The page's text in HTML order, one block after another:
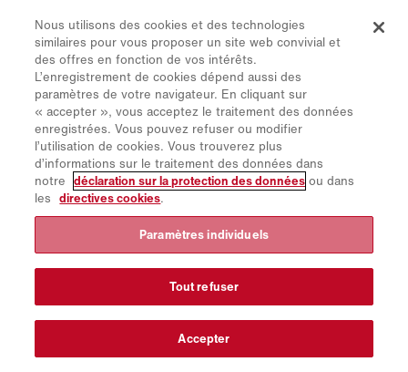
10.10.2024
Maximiser l'efficacité : Exploiter les
flottes connectées et les diagnostics à
distance pour des opérations plus
intelligentes.
Dans le monde actuel, dominé par la technologie,
nous cherchons constamment à rationaliser les
opérations, à réduire les coûts et à améliorer la
productivité. Tirer parti de la technologie des flottes
Nous utilisons des cookies et des technologies
similaires pour vous proposer un site web convivial et
des offres en fonction de vos intérêts.
L’enregistrement de cookies dépend aussi des
paramètres de votre navigateur. En cliquant sur
« accepter », vous acceptez le traitement des données
enregistrées. Vous pouvez refuser ou modifier
l’utilisation de cookies. Vous trouverez plus
d’informations sur le traitement des données dans
notre déclaration sur la protection des données ou dans
les directives cookies.
Paramètres individuels
Tout refuser
Accepter